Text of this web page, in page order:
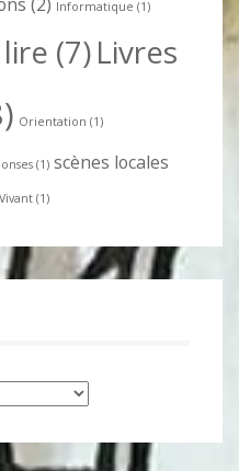
(2) Informatique (1)
lire (7)Livres
Orientation (1)
(1) scènes locales
(1)